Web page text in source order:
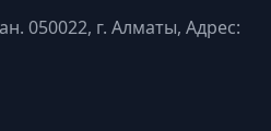
050022, г. Алматы, Адрес: